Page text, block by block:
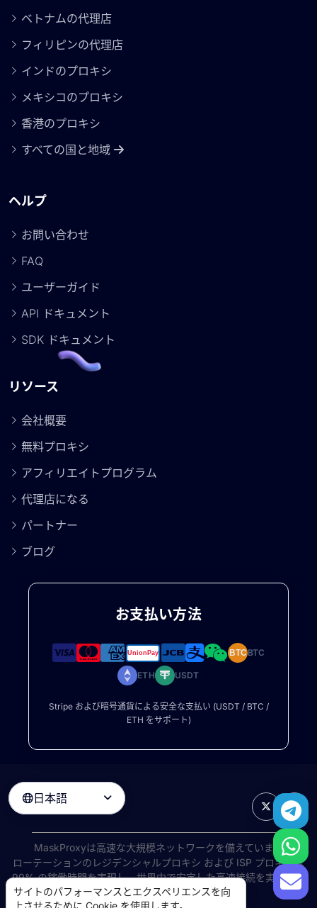
ベトナムの代理店
フィリピンの代理店
インドのプロキシ
メキシコのプロキシ
香港のプロキシ
すべての国と地域
ヘルプ
お問い合わせ
FAQ
ユーザーガイド
API ドキュメント
SDK ドキュメント
リソース
会社概要
無料プロキシ
アフィリエイトプログラム
代理店になる
パートナー
ブログ
お支払い方法
BTCBTC
ETH USDT
Stripe および暗号通貨による安全な支払い (USDT / BTC /
ETH をサポート)
日本語 
MaskProxyは高速な大規模ネットワークを備えています
ローテーションのレジデンシャルプロキシ および ISP プロキシは
99% の稼働時間を実現し、世界中で安定した高速接続を実現しま
す。
サイトのパフォーマンスとエクスペリエンスを向
上させるために Cookie を使用します。